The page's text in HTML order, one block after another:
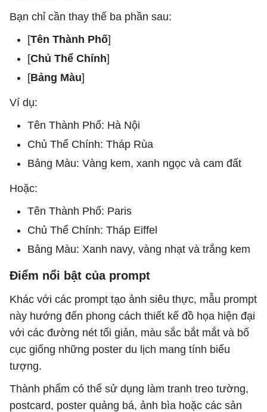
Bạn chỉ cần thay thế ba phần sau:
[Tên Thành Phố]
[Chủ Thể Chính]
[Bảng Màu]
Ví dụ:
Tên Thành Phố: Hà Nội
Chủ Thể Chính: Tháp Rùa
Bảng Màu: Vàng kem, xanh ngọc và cam đất
Hoặc:
Tên Thành Phố: Paris
Chủ Thể Chính: Tháp Eiffel
Bảng Màu: Xanh navy, vàng nhạt và trắng kem
Điểm nổi bật của prompt
Khác với các prompt tạo ảnh siêu thực, mẫu prompt
này hướng đến phong cách thiết kế đồ họa hiện đại
với các đường nét tối giản, màu sắc bắt mắt và bố
cục giống những poster du lịch mang tính biểu
tượng.
Thành phẩm có thể sử dụng làm tranh treo tường,
postcard, poster quảng bá, ảnh bìa hoặc các sản